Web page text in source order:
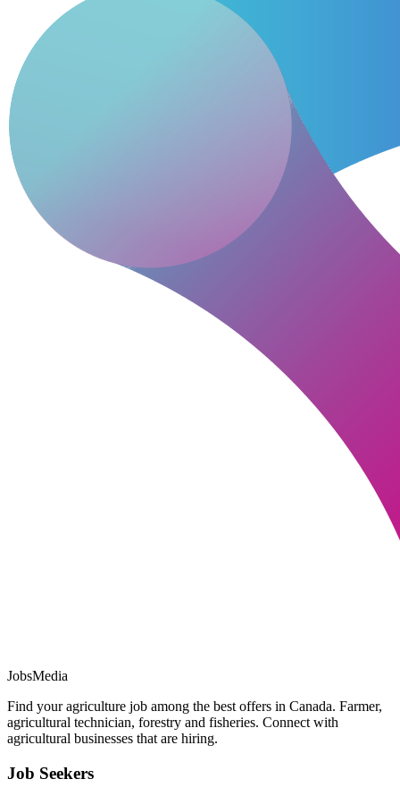
JobsMedia
Find your agriculture job among the best offers in Canada. Farmer,
agricultural technician, forestry and fisheries. Connect with
agricultural businesses that are hiring.
Job Seekers